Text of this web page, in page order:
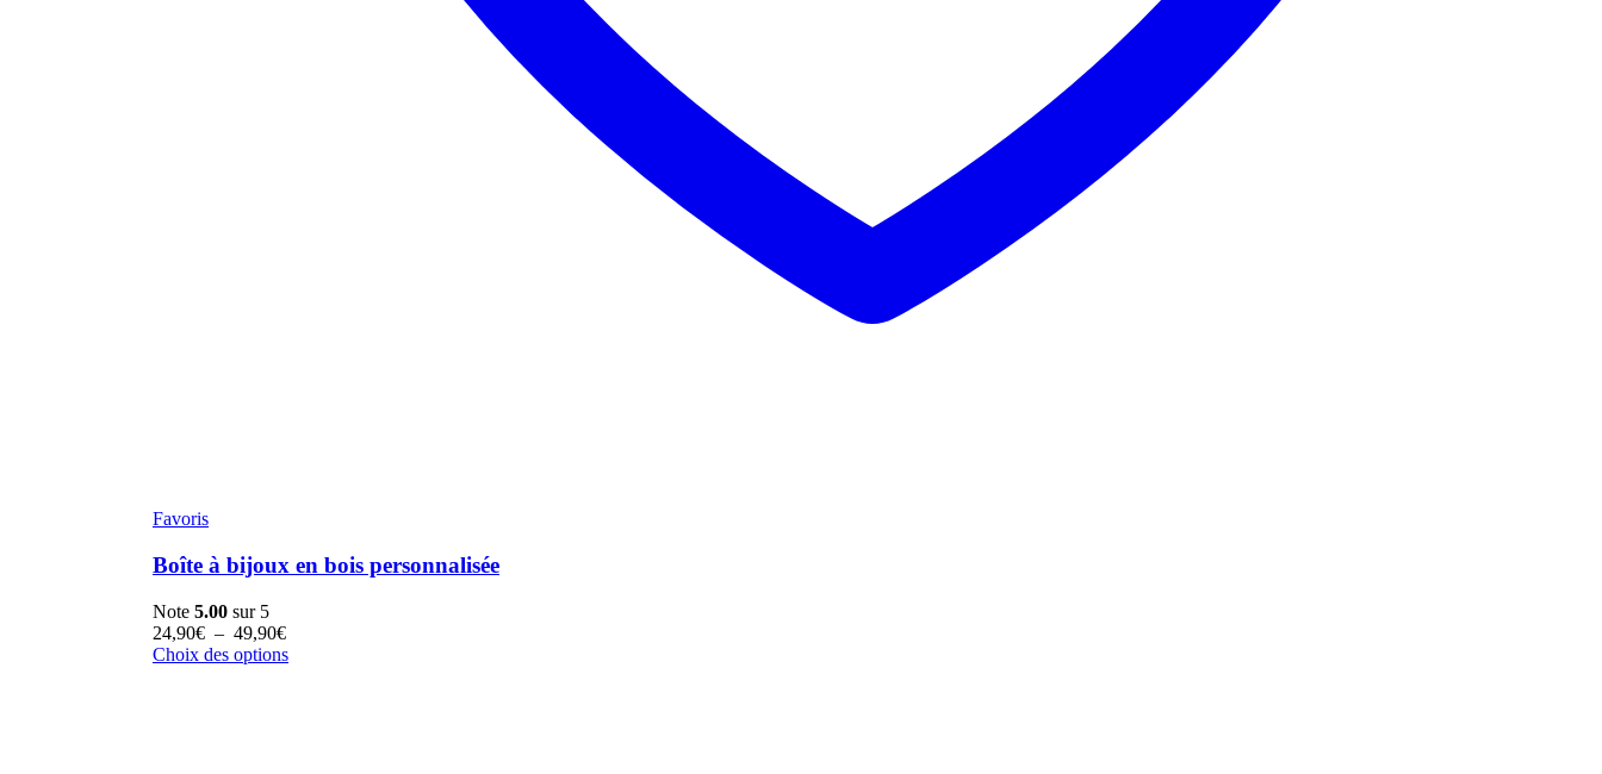
Favoris
Boîte à bijoux en bois personnalisée
Note 5.00 sur 5
24,90€ – 49,90€Plage
de
Choix des options